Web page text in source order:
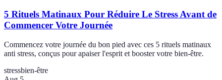
5 Rituels Matinaux Pour Réduire Le Stress Avant de
Commencer Votre Journée
Commencez votre journée du bon pied avec ces 5 rituels matinaux
anti stress, conçus pour apaiser l'esprit et booster votre bien-être.
stressbien-être